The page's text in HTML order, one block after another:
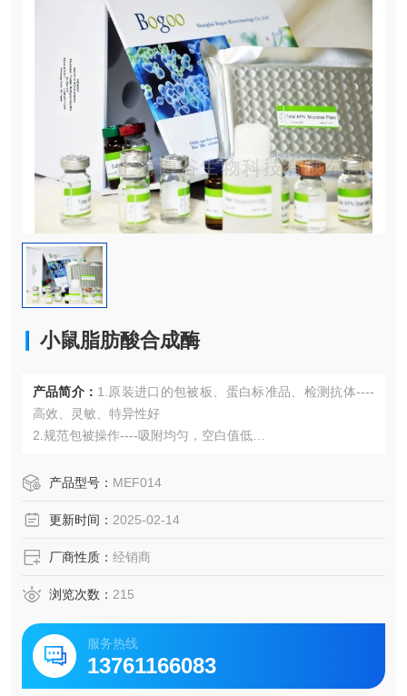
小鼠脂肪酸合成酶
产品简介： 1.原装进口的包被板、蛋白标准品、检测抗体----
高效、灵敏、特异性好
2.规范包被操作----吸附均匀，空白值低
4.适用于血浆、血清、组织匀浆液、细胞培养上清液、尿液、
5.可检测动物类型丰富：人、猴、大鼠、小鼠、兔、猪、犬、
6.检测指标齐全：炎症因子、血管生成素、动脉粥样硬化因
子、趋化因子、生长因子、基质金属蛋白酶、脂肪因子等。
产品型号： MEF014
更新时间： 2025-02-14
厂商性质： 经销商
浏览次数： 215
服务热线
13761166083